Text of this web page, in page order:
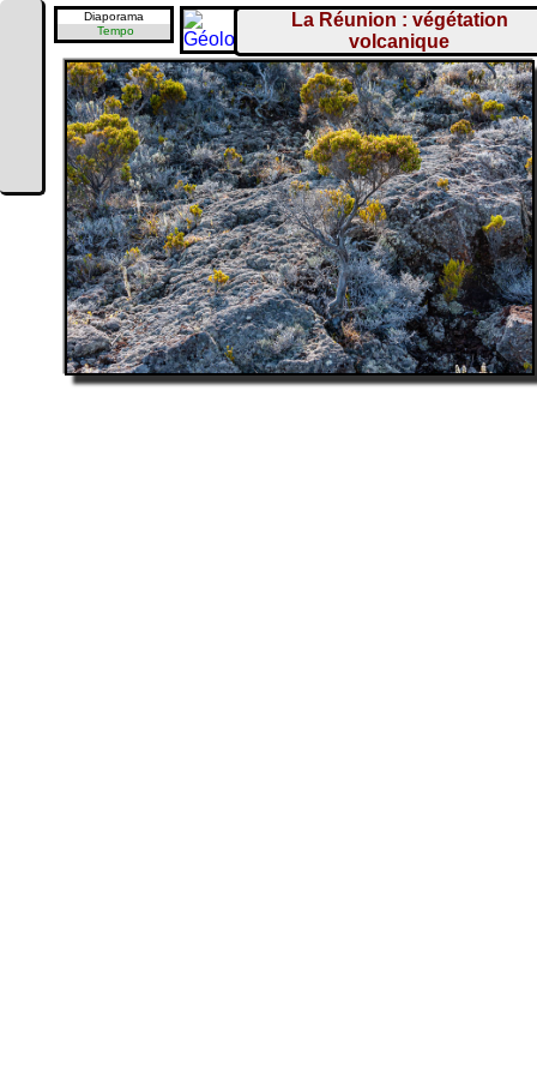
Diaporama
Tempo
La Réunion : végétation
volcanique